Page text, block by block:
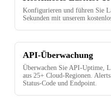
Konfigurieren und führen Sie
Sekunden mit unserem
API-Überwachung
Überwachen Sie API-Uptime,
aus 25+ Cloud-Regionen.
Status-Code und Endpoint.